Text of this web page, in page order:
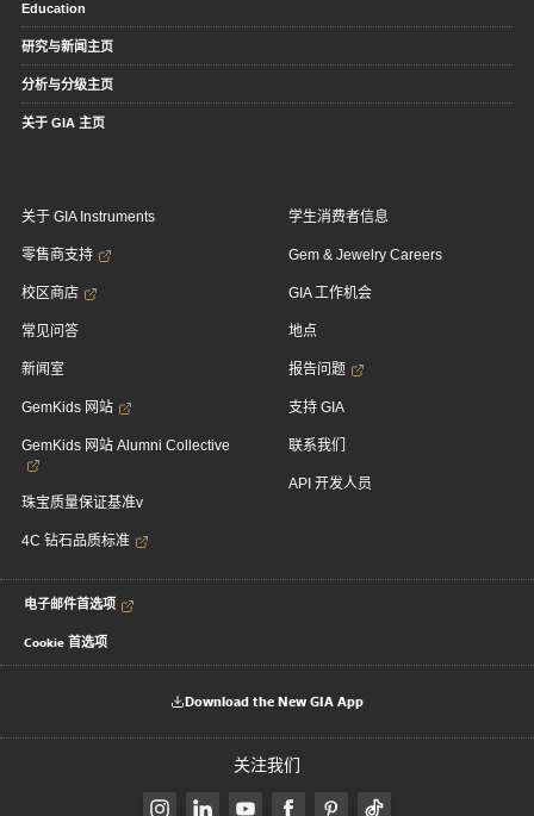
Education
研究与新闻主页
分析与分级主页
关于 GIA 主页
关于 GIA Instruments
零售商支持
校区商店
常见问答
新闻室
GemKids 网站
GemKids 网站 Alumni Collective
珠宝质量保证基准v
4C 钻石品质标准
学生消费者信息
Gem & Jewelry Careers
GIA 工作机会
地点
报告问题
支持 GIA
联系我们
API 开发人员
电子邮件首选项
Cookie 首选项
Download the New GIA App
关注我们